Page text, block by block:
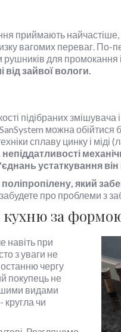
приймають
вагомих переваг. По-
для промокання і
зайвої вологи.
підібраних
можна обійтися
сплаву цинку і міді
непіддатливості
устаткування
який
забудете про проблеми
за
навіть при
з уваги не
чергу
покупець не
видами
чи